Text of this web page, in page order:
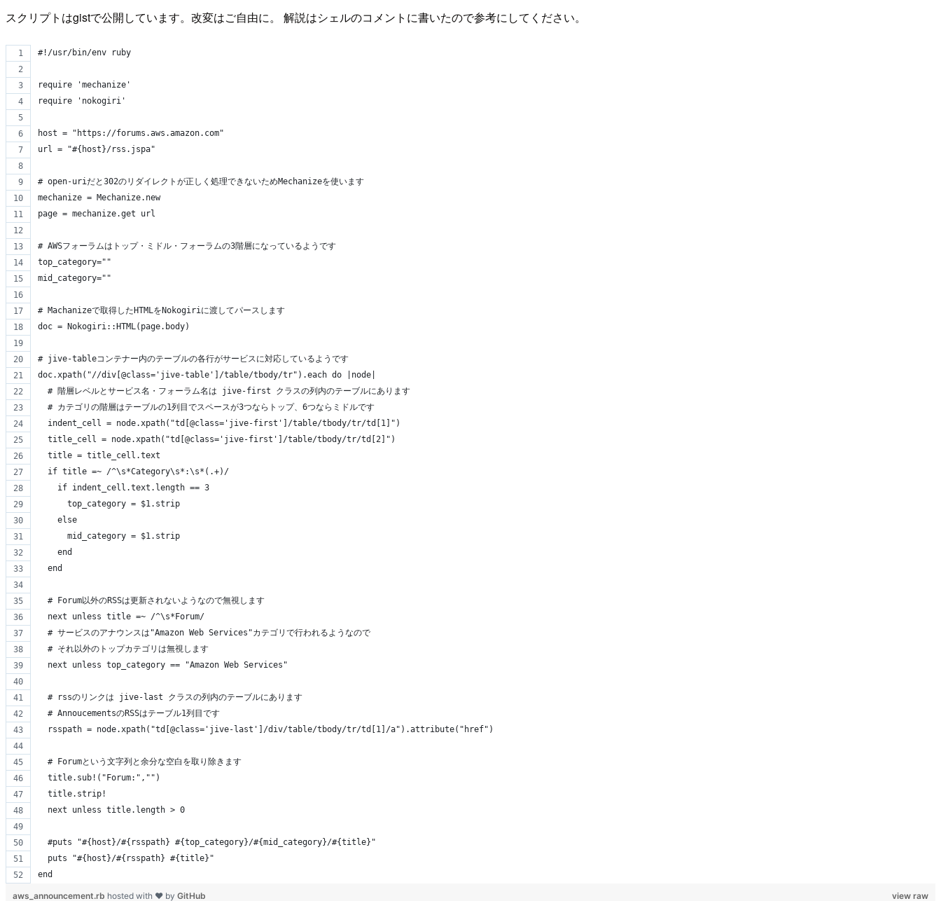
スクリプトはgistで公開しています。改変はご自由に。 解説はシェルのコメントに書いたので参考にしてください。
#!/usr/bin/env ruby
require 'mechanize'
require 'nokogiri'
host = "https://forums.aws.amazon.com"
url = "#{host}/rss.jspa"
# open-uriだと302のリダイレクトが正しく処理できないためMechanizeを使います
mechanize = Mechanize.new
page = mechanize.get url
# AWSフォーラムはトップ・ミドル・フォーラムの3階層になっているようです
top_category=""
mid_category=""
# Machanizeで取得したHTMLをNokogiriに渡してパースします
doc = Nokogiri::HTML(page.body)
# jive-tableコンテナー内のテーブルの各行がサービスに対応しているようです
doc.xpath("//div[@class='jive-table']/table/tbody/tr").each do |node|
  # 階層レベルとサービス名・フォーラム名は jive-first クラスの列内のテーブルにあります
  # カテゴリの階層はテーブルの1列目でスペースが3つならトップ、6つならミドルです
  indent_cell = node.xpath("td[@class='jive-first']/table/tbody/tr/td[1]")
  title_cell = node.xpath("td[@class='jive-first']/table/tbody/tr/td[2]")
  title = title_cell.text
  if title =~ /^\s*Category\s*:\s*(.+)/
    if indent_cell.text.length == 3
      top_category = $1.strip
    else
      mid_category = $1.strip
    end
  end
  # Forum以外のRSSは更新されないようなので無視します
  next unless title =~ /^\s*Forum/
  # サービスのアナウンスは"Amazon Web Services"カテゴリで行われるようなので
  # それ以外のトップカテゴリは無視します
  next unless top_category == "Amazon Web Services"
  # rssのリンクは jive-last クラスの列内のテーブルにあります
  # AnnoucementsのRSSはテーブル1列目です
  rsspath = node.xpath("td[@class='jive-last']/div/table/tbody/tr/td[1]/a").attribute("href")
  # Forumという文字列と余分な空白を取り除きます
  title.sub!("Forum:","")
  title.strip!
  next unless title.length > 0
  #puts "#{host}/#{rsspath} #{top_category}/#{mid_category}/#{title}"
  puts "#{host}/#{rsspath} #{title}"
end
view raw
aws_announcement.rb hosted with ❤ by GitHub